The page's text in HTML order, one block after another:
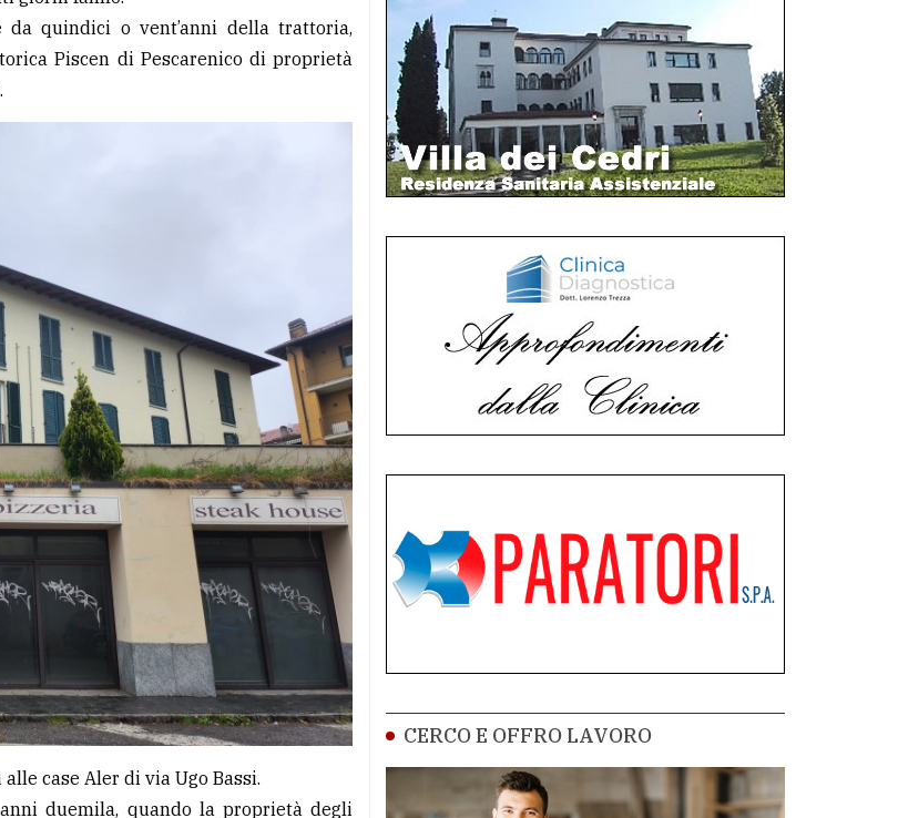
da quindici o vent’anni della trattoria,
Piscen di Pescarenico di proprietà
case Aler di via Ugo Bassi.
duemila, quando la proprietà degli
CERCO E OFFRO LAVORO